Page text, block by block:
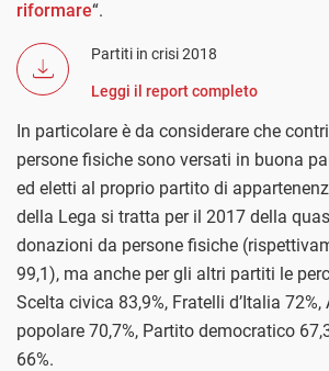
riformare“.
Partiti in crisi 2018
Leggi il report completo
In particolare è da considerare che
persone fisiche sono versati in buona
ed eletti al proprio partito di
della Lega si tratta per il 2017 della
donazioni da persone fisiche
99,1), ma anche per gli altri partiti le
Scelta civica 83,9%, Fratelli d’Italia
popolare 70,7%, Partito democratico
66%.